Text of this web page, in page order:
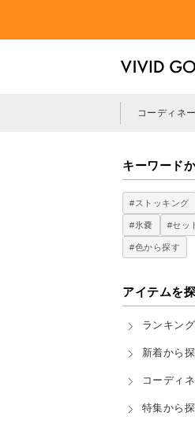
コーディネ
キーワード
#ストッキング
#氷嚢 #セッ
#色から探す
アイテムを
ランキン
新着から
コーディ
特集から